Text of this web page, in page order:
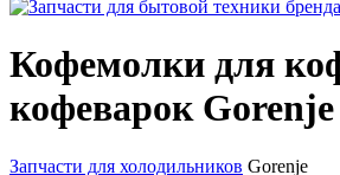
Кофемолки для
кофеварок Gorenje
Запчасти для холодильников Gorenje